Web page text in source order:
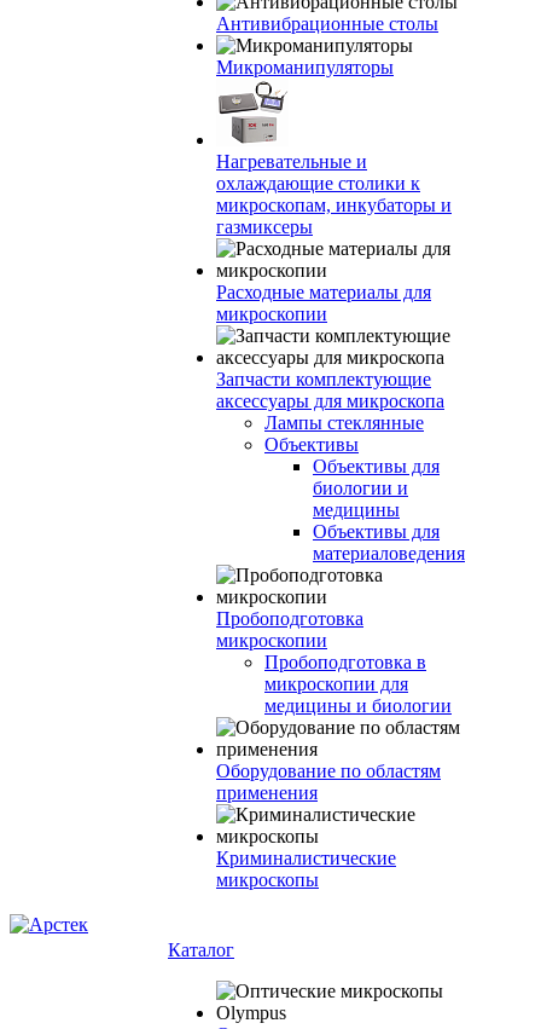
Антивибрационные столы
Микроманипуляторы
Нагревательные и
охлаждающие столики к
микроскопам, инкубаторы и
газмиксеры
Расходные материалы для
микроскопии
Запчасти комплектующие
аксессуары для микроскопа
Лампы стеклянные
Объективы
Объективы для
биологии и
медицины
Объективы для
материаловедения
Пробоподготовка
микроскопии
Пробоподготовка в
микроскопии для
медицины и биологии
Оборудование по областям
применения
Криминалистические
микроскопы
Каталог